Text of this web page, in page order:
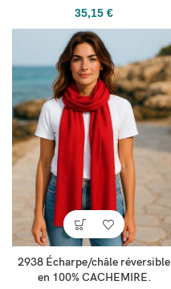
35,15 €
2938 Écharpe/châle réversible
en 100% CACHEMIRE.